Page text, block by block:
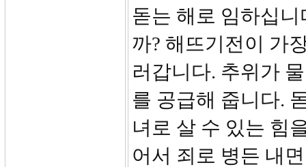
돋는 해로 임하십
까? 해뜨기전이 가
러갑니다. 추위가
를 공급해 줍니다.
녀로 살 수 있는 힘
어서 죄로 병든 내